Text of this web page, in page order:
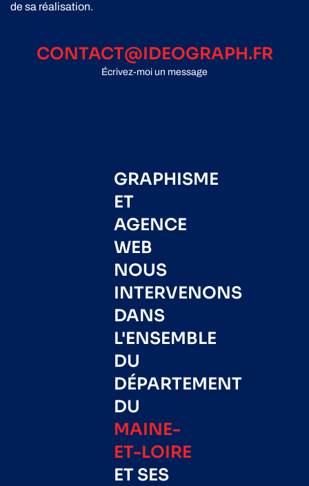
de sa réalisation.
CONTACT@IDEOGRAPH.FR
Écrivez-moi un message
GRAPHISME
ET
AGENCE
WEB
NOUS
INTERVENONS
DANS
L'ENSEMBLE
DU
DÉPARTEMENT
DU
MAINE-
ET-LOIRE
ET SES